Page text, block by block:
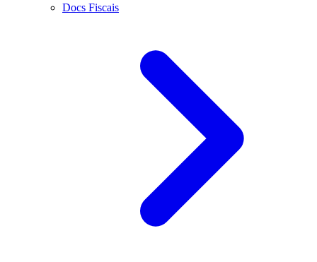
Docs Fiscais